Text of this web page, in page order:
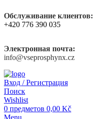
Обслуживание клиентов:
+420 776 390 035
Электронная почта:
info@vseprosphynx.cz
Вход / Регистрация
Поиск
Wishlist
0 предметов 0,00 Kč
Menu